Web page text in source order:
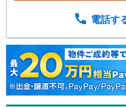
つけの病院を近くに
話でのご予約のほう
0:00～18:00まで可能
さい！）●見学のご
す●［室内・現地を
学も受付ております
電話す